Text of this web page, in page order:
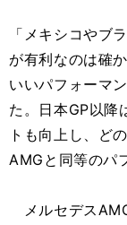
「メキシコやブ
が有利なのは確
いいパフォーマ
た。日本GP以降
トも向上し、ど
AMGと同等のパ
メルセデス